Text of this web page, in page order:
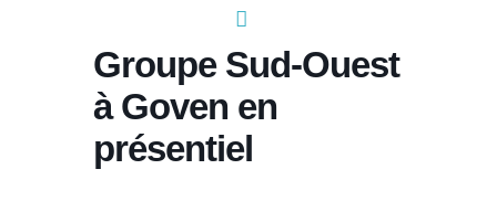
Groupe Sud-Ouest
à Goven en
présentiel